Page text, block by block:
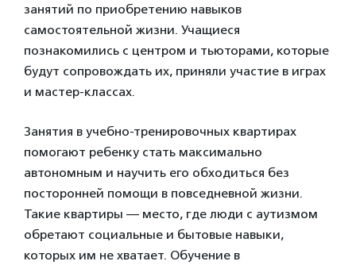
занятий по приобретению навыков
самостоятельной жизни. Учащиеся
познакомились с центром и тьюторами, которые
будут сопровождать их, приняли участие в играх
и мастер-классах.
Занятия в учебно-тренировочных квартирах
помогают ребенку стать максимально
автономным и научить его обходиться без
посторонней помощи в повседневной жизни.
Такие квартиры — место, где люди с аутизмом
обретают социальные и бытовые навыки,
которых им не хватает. Обучение в